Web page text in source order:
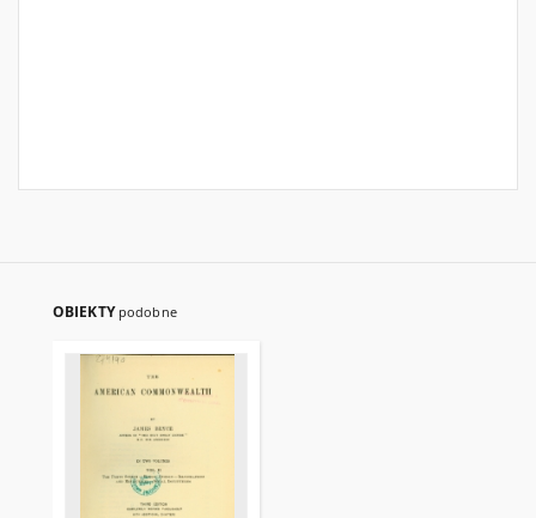
OBIEKTY podobne